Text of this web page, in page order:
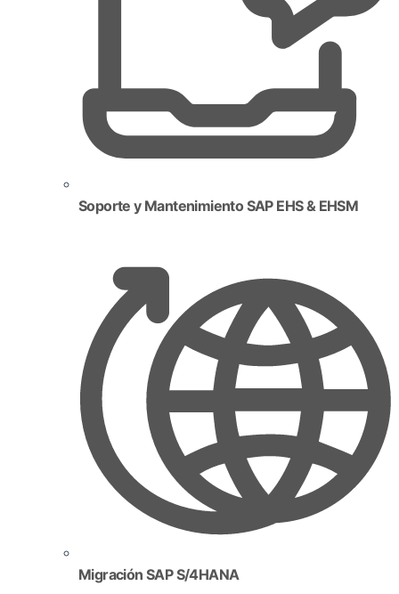
Soporte y Mantenimiento SAP EHS & EHSM
Migración SAP S/4HANA